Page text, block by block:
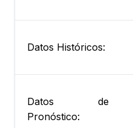
Datos Históricos:
Datos de
Pronóstico: